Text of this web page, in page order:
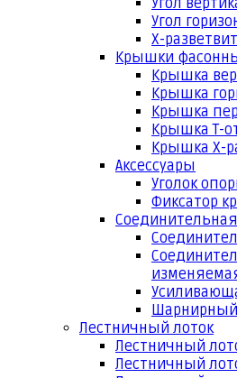
Угол
Угол
Х-
Крышки
Крышка
Крышка
Крышка
Крышка Т-
Крышка Х-
Аксессуары
Уголок
Фиксатор
Лестничный лоток
Лестничный
Лестничный